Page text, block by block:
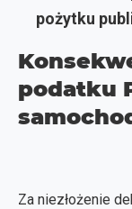
pożytku
podatku
Za niezłożenie